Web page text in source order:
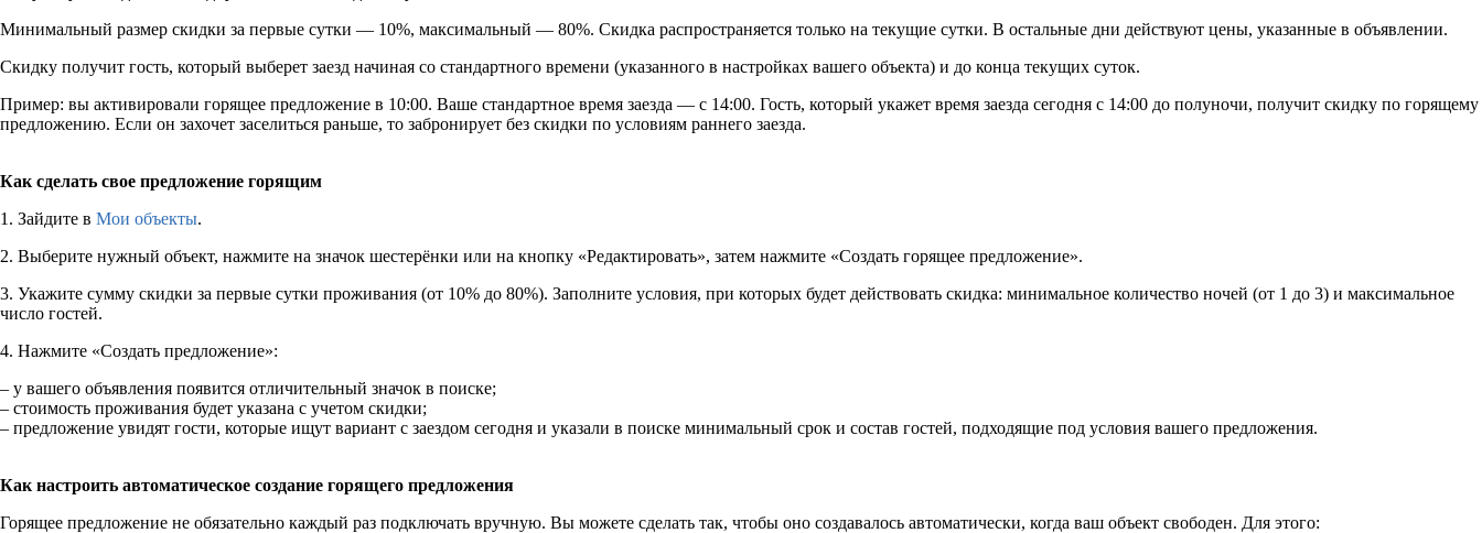
Минимальный размер скидки за первые сутки — 10%, максимальный — 80%. Скидка распространяется только на текущие сутки. В остальные дни действуют цены, указанные в объявлении.
Скидку получит гость, который выберет заезд начиная со стандартного времени (указанного в настройках вашего объекта) и до конца текущих суток.
Пример: вы активировали горящее предложение в 10:00. Ваше стандартное время заезда — с 14:00. Гость, который укажет время заезда сегодня с 14:00 до полуночи, получит скидку по горящему
предложению. Если он захочет заселиться раньше, то забронирует без скидки по условиям раннего заезда.
Как сделать свое предложение горящим
1. Зайдите в Мои объекты.
2. Выберите нужный объект, нажмите на значок шестерёнки или на кнопку «Редактировать», затем нажмите «Создать горящее предложение».
3. Укажите сумму скидки за первые сутки проживания (от 10% до 80%). Заполните условия, при которых будет действовать скидка: минимальное количество ночей (от 1 до 3) и максимальное
число гостей.
4. Нажмите «Создать предложение»:
– у вашего объявления появится отличительный значок в поиске;
– стоимость проживания будет указана с учетом скидки;
– предложение увидят гости, которые ищут вариант с заездом сегодня и указали в поиске минимальный срок и состав гостей, подходящие под условия вашего предложения.
Как настроить автоматическое создание горящего предложения
Горящее предложение не обязательно каждый раз подключать вручную. Вы можете сделать так, чтобы оно создавалось автоматически, когда ваш объект свободен. Для этого: